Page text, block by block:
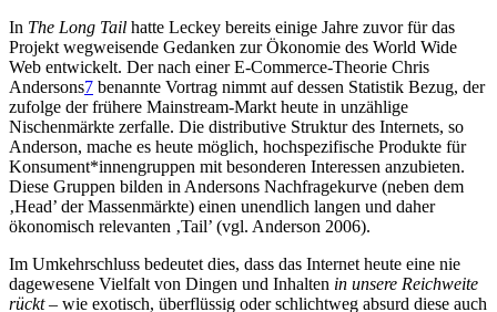
In The Long Tail hatte Leckey bereits einige Jahre zuvor für das
Projekt wegweisende Gedanken zur Ökonomie des World Wide
Web entwickelt. Der nach einer E-Commerce-Theorie Chris
Andersons7 benannte Vortrag nimmt auf dessen Statistik Bezug, der
zufolge der frühere Mainstream-Markt heute in unzählige
Nischenmärkte zerfalle. Die distributive Struktur des Internets, so
Anderson, mache es heute möglich, hochspezifische Produkte für
Konsument*innengruppen mit besonderen Interessen anzubieten.
Diese Gruppen bilden in Andersons Nachfragekurve (neben dem
‚Head’ der Massenmärkte) einen unendlich langen und daher
ökonomisch relevanten ‚Tail’ (vgl. Anderson 2006).
Im Umkehrschluss bedeutet dies, dass das Internet heute eine nie
dagewesene Vielfalt von Dingen und Inhalten in unsere Reichweite
rückt– wie exotisch, überflüssig oder schlichtweg absurd diese auch